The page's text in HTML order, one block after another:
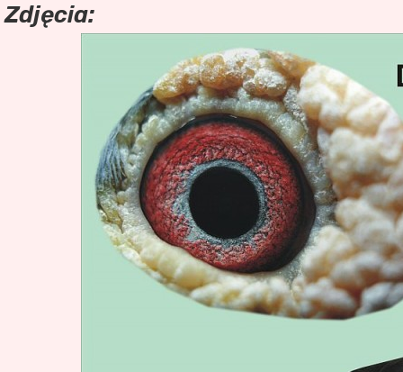
Zdjęcia: